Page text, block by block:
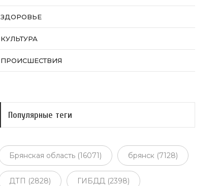
ЗДОРОВЬЕ
КУЛЬТУРА
ПРОИСШЕСТВИЯ
Популярные теги
Брянская область (16071) брянск (7128)
ДТП (2828) ГИБДД (2398)